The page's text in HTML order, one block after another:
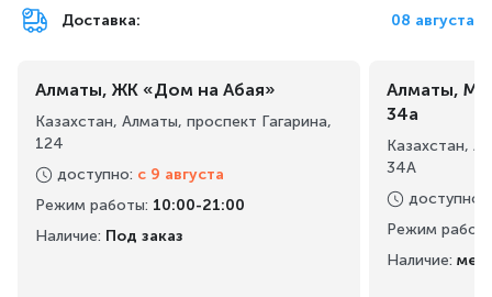
Доставка: 08 августа
Алматы, ЖК «Дом на Абая»
Казахстан, Алматы, проспект Гагарина,
124
доступно: с 9 августа
Режим работы: 10:00-21:00
Наличие: Под заказ
Алматы,
34а
Казахстан,
34А
доступно
Режим
Наличие: